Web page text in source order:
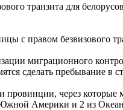
транзита для
с правом безвизового
миграционного
сделать пребывание в
провинции, через
Южной Америки и 2 из